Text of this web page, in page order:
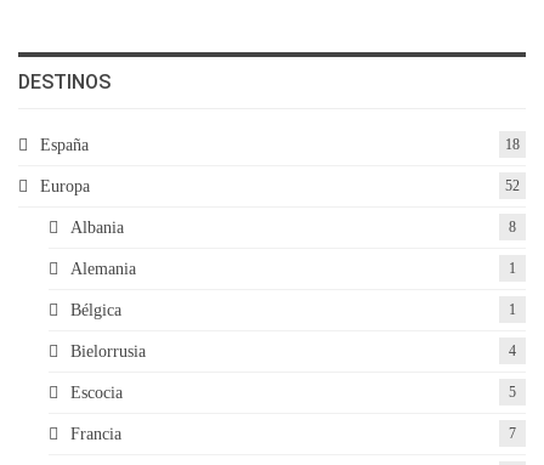
DESTINOS
España 18
Europa 52
Albania 8
Alemania 1
Bélgica 1
Bielorrusia 4
Escocia 5
Francia 7